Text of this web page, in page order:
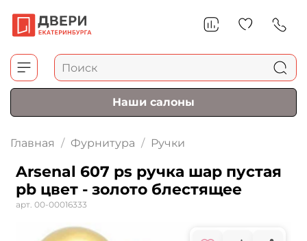
Наши салоны
Главная Фурнитура Ручки
Arsenal 607 ps ручка шар пустая
рb цвет - золото блестящее
арт. 00-00016333